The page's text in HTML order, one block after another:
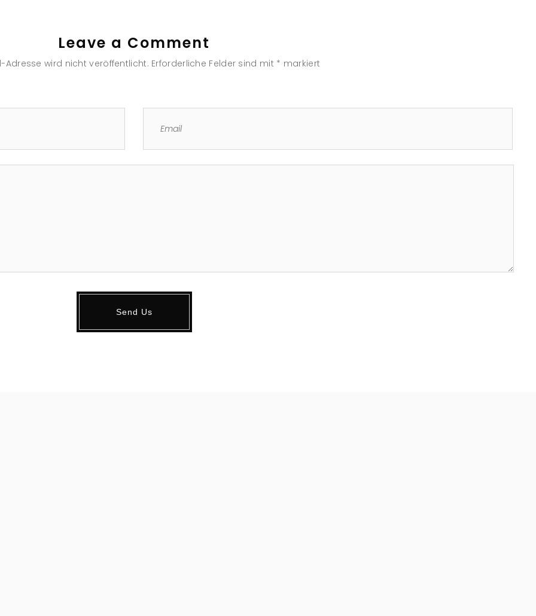
Leave a Comment
Adresse wird nicht veröffentlicht. Erforderliche Felder sind mit * markiert